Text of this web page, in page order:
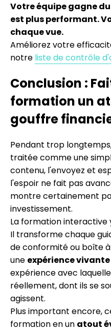
Votre équipe gagne
est plus performant.
chaque vue.
Améliorez votre
notre liste de contrôle
Conclusion :
formation un
gouffre
Pendant trop
traitée comme une
contenu, l'envoyez et
l'espoir ne fait pas
montre certainement
investissement.
La formation interactive
Il transforme chaque
de conformité ou boîte
une expérience
expérience avec
réellement, dont ils se
agissent.
Plus important encore,
formation en un atout